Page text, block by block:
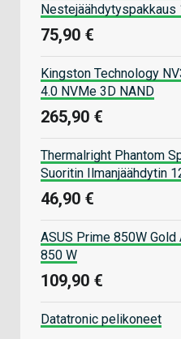
75,90 €
Kingston Technology
4.0 NVMe 3D NAND
265,90 €
Thermalright Phantom
Suoritin Ilmanjäähdytin
46,90 €
ASUS Prime 850W Gold
850 W
109,90 €
Datatronic pelikoneet